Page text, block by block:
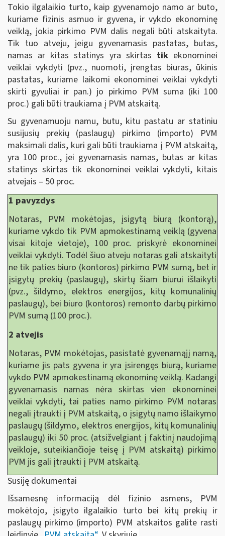
Tokio ilgalaikio turto, kaip gyvenamojo namo ar buto,
kuriame fizinis asmuo ir gyvena, ir vykdo ekonominę
veiklą, jokia pirkimo PVM dalis negali būti atskaityta.
Tik tuo atveju, jeigu gyvenamasis pastatas, butas,
namas ar kitas statinys yra skirtas tikekonominei
veiklai vykdyti (pvz., nuomoti, įrengtas biuras, ūkinis
pastatas, kuriame laikomi ekonominei veiklai vykdyti
skirti gyvuliai ir pan.) jo pirkimo PVM suma (iki 100
proc.) gali būti traukiama į PVM atskaitą.
Su gyvenamuoju namu, butu, kitu pastatu ar statiniu
susijusių prekių (paslaugų) pirkimo (importo) PVM
maksimali dalis, kuri gali būti traukiama į PVM atskaitą,
yra 100 proc., jei gyvenamasis namas, butas ar kitas
statinys skirtas tik ekonominei veiklai vykdyti, kitais
atvejais – 50 proc.
1 pavyzdys
Notaras, PVM mokėtojas, įsigytą biurą (kontorą),
kuriame vykdo tik PVM apmokestinamą veiklą (gyvena
visai kitoje vietoje), 100 proc. priskyrė ekonominei
veiklai vykdyti. Todėl šiuo atveju notaras gali atskaityti
ne tik paties biuro (kontoros) pirkimo PVM sumą, bet ir
įsigytų prekių (paslaugų), skirtų šiam biurui išlaikyti
(pvz., šildymo, elektros energijos, kitų komunalinių
paslaugų), bei biuro (kontoros) remonto darbų pirkimo
PVM sumą (100 proc.).
2 atvejis
Notaras, PVM mokėtojas, pasistatė gyvenamąjį namą,
kuriame jis pats gyvena ir yra įsirengęs biurą, kuriame
vykdo PVM apmokestinamą ekonominę veiklą. Kadangi
gyvenamasis namas nėra skirtas vien ekonominei
veiklai vykdyti, tai paties namo pirkimo PVM notaras
negali įtraukti į PVM atskaitą, o įsigytų namo išlaikymo
paslaugų (šildymo, elektros energijos, kitų komunalinių
paslaugų) iki 50 proc. (atsižvelgiant į faktinį naudojimą
veikloje, suteikiančioje teisę į PVM atskaitą) pirkimo
PVM jis gali įtraukti į PVM atskaitą.
Susiję dokumentai
Išsamesnę informaciją dėl fizinio asmens, PVM
mokėtojo, įsigyto ilgalaikio turto bei kitų prekių ir
paslaugų pirkimo (importo) PVM atskaitos galite rasti